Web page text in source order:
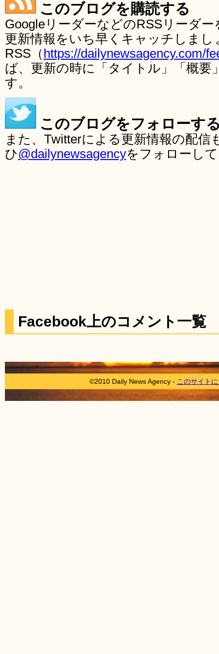
このブログを購読する
GoogleリーダーなどのRSSリーダ
更新情報をいち早くキャッチしま
RSS（ https://dailynewsagency.com/
ば、更新の時に「タイトル」「概要
す。
このブログをフォローす
また、Twitterによる更新情報の配
ひ@dailynewsagencyをフォローし
Facebook上のコメント一覧
©2010 Daily News Agency - このサイト